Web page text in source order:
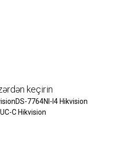
keçirin
DS-7764NI-I4 Hikvision
C Hikvision